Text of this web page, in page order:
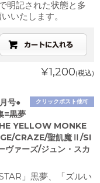
明記された状態と多
いたします。
¥1,200(税込)
クリックポスト他可
号●
=黒夢
YELLOW MONKE
CRAZE/聖飢魔Ⅱ/SI
ァーズ/ジュン・スカ
」黒夢、「ズルい